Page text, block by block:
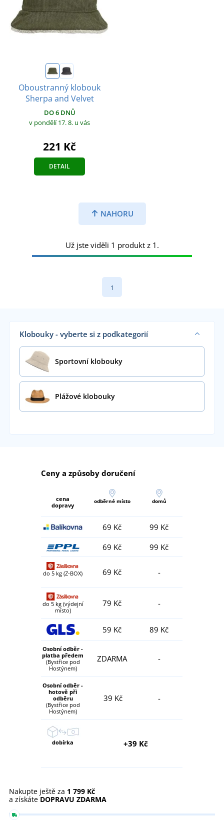
Oboustranný klobouk
Sherpa and Velvet
DO 6 DNŮ
v pondělí 17. 8. u vás
221 Kč
DETAIL
NAHORU
Už jste viděli 1 produkt z 1.
1
Klobouky - vyberte si z podkategorií
Sportovní klobouky
Plážové klobouky
Ceny a způsoby doručení
cena
dopravy
odběrné místo domů
69 Kč
99 Kč
69 Kč
99 Kč
do 5 kg (Z-BOX) 69 Kč -
do 5 kg (výdejní
místo)
79 Kč -
59 Kč 89 Kč
Osobní odběr -
platba předem
(Bystřice pod
Hostýnem)
ZDARMA -
Osobní odběr -
hotově při
odběru
(Bystřice pod
Hostýnem)
39 Kč -
dobírka +39 Kč
Nakupte ještě za 1 799 Kč
a získáte DOPRAVU ZDARMA